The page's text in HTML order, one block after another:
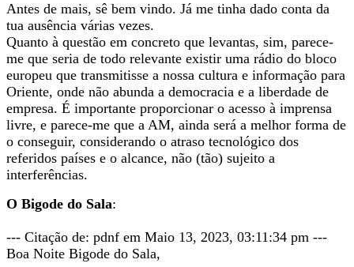
Antes de mais, sê bem vindo. Já me tinha dado conta da
tua ausência várias vezes.
Quanto à questão em concreto que levantas, sim, parece-
me que seria de todo relevante existir uma rádio do bloco
europeu que transmitisse a nossa cultura e informação para
Oriente, onde não abunda a democracia e a liberdade de
empresa. É importante proporcionar o acesso à imprensa
livre, e parece-me que a AM, ainda será a melhor forma de
o conseguir, considerando o atraso tecnológico dos
referidos países e o alcance, não (tão) sujeito a
interferências.
O Bigode do Sala:
--- Citação de: pdnf em Maio 13, 2023, 03:11:34 pm ---
Boa Noite Bigode do Sala,